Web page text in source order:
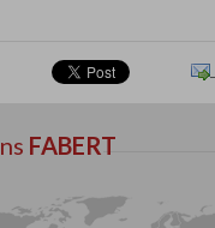
FABERT